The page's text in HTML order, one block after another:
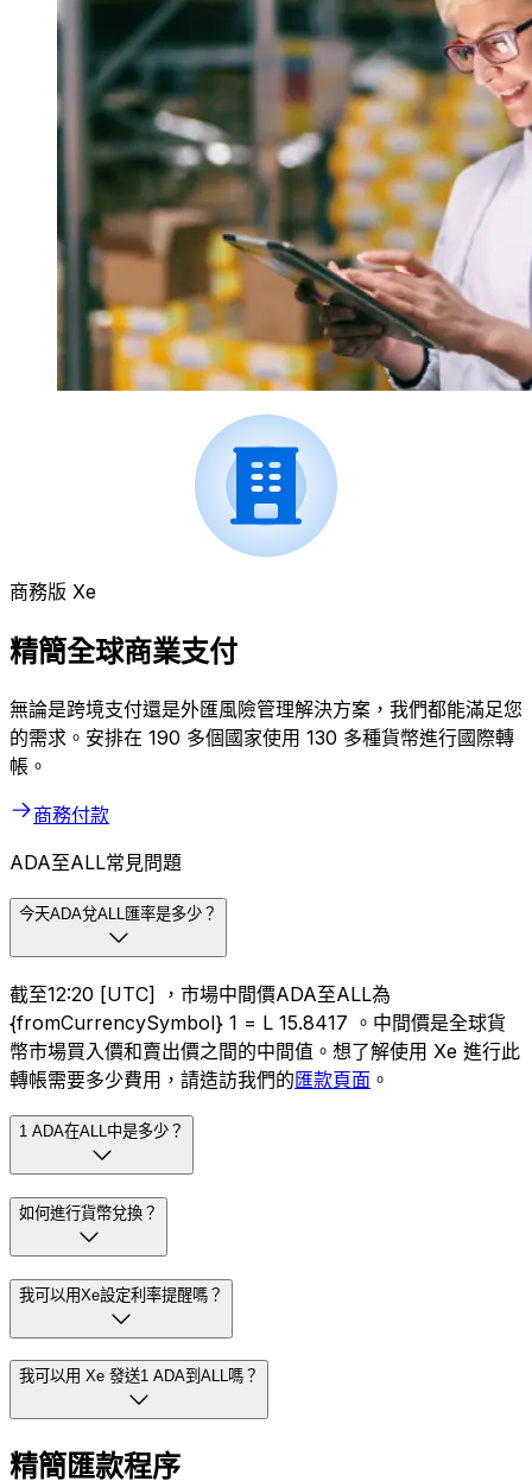
商務版 Xe
精簡全球商業支付
無論是跨境支付還是外匯風險管理解決方案，我們都能滿足您
的需求。安排在 190 多個國家使用 130 多種貨幣進行國際轉
帳。
商務付款
ADA至ALL常見問題
今天ADA兌ALL匯率是多少？
截至12:20 [UTC] ，市場中間價ADA至ALL為
{fromCurrencySymbol} 1 = L 15.8417 。中間價是全球貨
幣市場買入價和賣出價之間的中間值。想了解使用 Xe 進行此
轉帳需要多少費用，請造訪我們的匯款頁面 。
1 ADA在ALL中是多少？
如何進行貨幣兌換？
我可以用Xe設定利率提醒嗎？
我可以用 Xe 發送1 ADA到ALL嗎？
精簡匯款程序